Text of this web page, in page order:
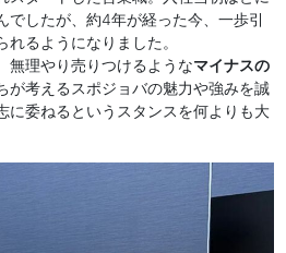
したが、約4年が経った今、一歩引
るようになりました。
無理やり売りつけるようなマイナスの
が考えるスポジョバの魅力や強みを誠
に委ねるというスタンスを何よりも大